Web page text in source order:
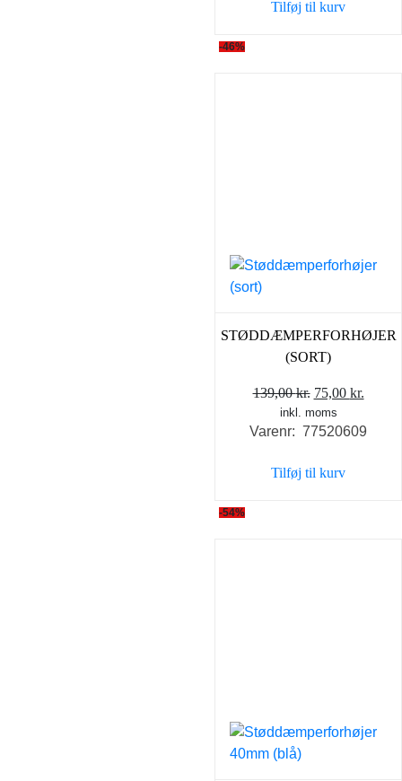
139,00 kr..
Tilføj til kurv
-46%
STØDDÆMPERFORHØJER
(SORT)
139,00kr. Den
oprindelige
pris
139,00 kr..
75,00 kr.
pris
inkl. moms
Varenr: 77520609
Tilføj til kurv
-54%